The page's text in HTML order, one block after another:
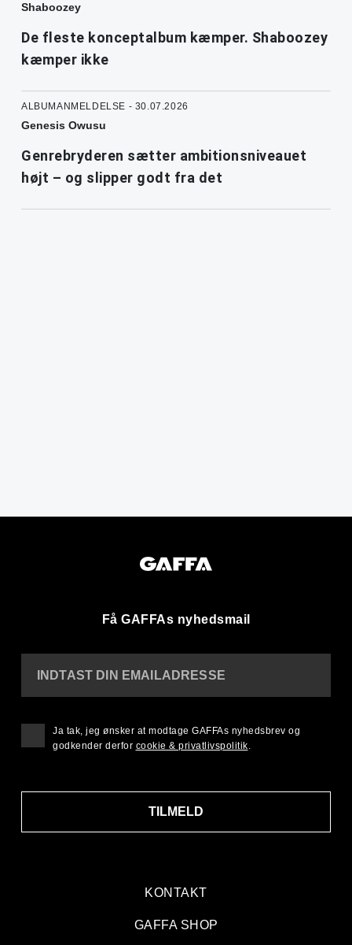
Shaboozey
De fleste konceptalbum kæmper. Shaboozey
kæmper ikke
ALBUMANMELDELSE - 30.07.2026
Genesis Owusu
Genrebryderen sætter ambitionsniveauet
højt – og slipper godt fra det
Få GAFFAs nyhedsmail
KONTAKT
GAFFA SHOP
INDTAST DIN EMAILADRESSE
TILMELD
Ja tak, jeg ønsker at modtage GAFFAs nyhedsbrev og
godkender derfor cookie & privatlivspolitik.